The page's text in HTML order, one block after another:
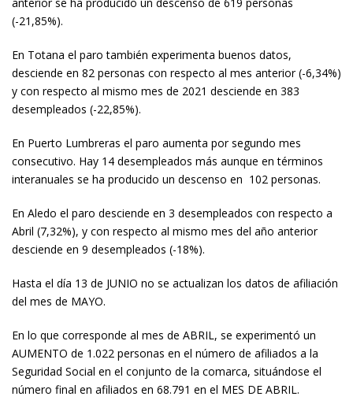
(-21,85%).
En Totana el paro también experimenta buenos datos,
desciende en 82 personas con respecto al mes anterior (-6,34%)
y con respecto al mismo mes de 2021 desciende en 383
desempleados (-22,85%).
En Puerto Lumbreras el paro aumenta por segundo mes
consecutivo. Hay 14 desempleados más aunque en términos
interanuales se ha producido un descenso en 102 personas.
En Aledo el paro desciende en 3 desempleados con respecto a
Abril (7,32%), y con respecto al mismo mes del año anterior
desciende en 9 desempleados (-18%).
Hasta el día 13 de JUNIO no se actualizan los datos de afiliación
del mes de MAYO.
En lo que corresponde al mes de ABRIL, se experimentó un
AUMENTO de 1.022 personas en el número de afiliados a la
Seguridad Social en el conjunto de la comarca, situándose el
número final en afiliados en 68.791 en el MES DE ABRIL.